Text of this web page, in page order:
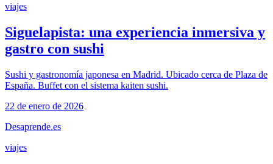
viajes
Siguelapista: una experiencia inmersiva y
gastro con sushi
Sushi y gastronomía japonesa en Madrid. Ubicado cerca de Plaza de
España. Buffet con el sistema kaiten sushi.
22 de enero de 2026
Desaprende.es
viajes